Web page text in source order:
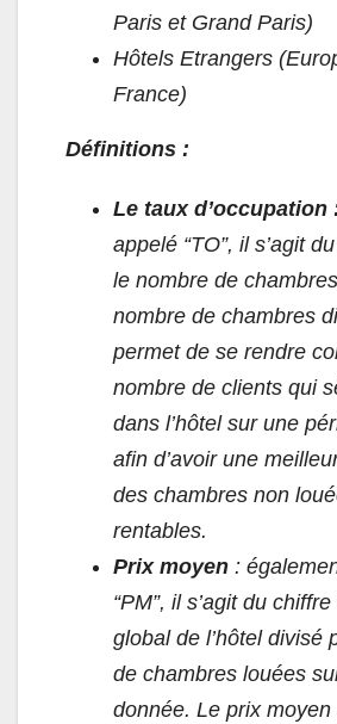
Paris et Grand Paris)
Hôtels Etrangers
France)
Définitions :
Le taux d’occupation
appelé “TO”, il s’agit
le nombre de
nombre de chambres
permet de se rendre
nombre de clients qui
dans l’hôtel sur une
afin d’avoir une
des chambres non
rentables.
Prix moyen :
“PM”, il s’agit du
global de l’hôtel divisé
de chambres louées
donnée. Le prix